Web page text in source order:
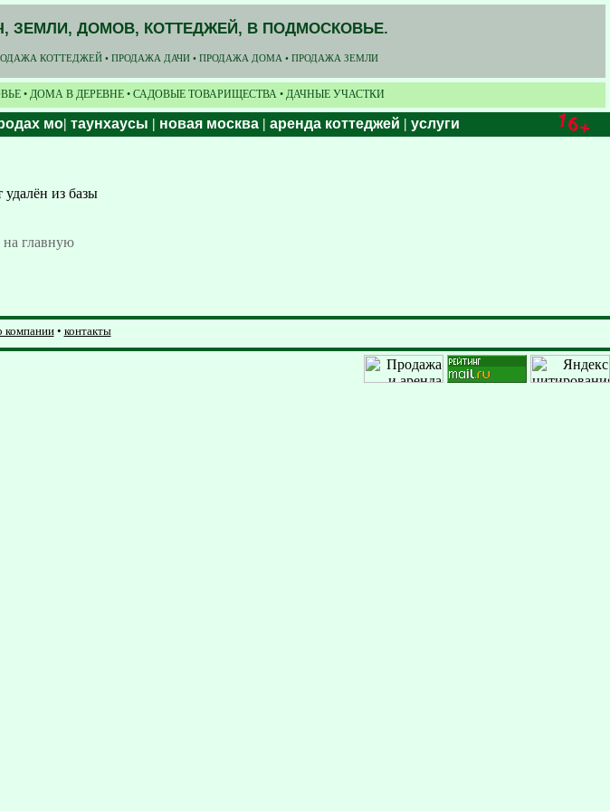
ЗЕМЛИ, ДОМОВ, КОТТЕДЖЕЙ, В ПОДМОСКОВЬЕ.
КОТТЕДЖЕЙ • ПРОДАЖА ДАЧИ • ПРОДАЖА ДОМА • ПРОДАЖА ЗЕМЛИ
• ДОМА В ДЕРЕВНЕ • САДОВЫЕ ТОВАРИЩЕСТВА • ДАЧНЫЕ УЧАСТКИ
мо| таунхаусы | новая москва | аренда коттеджей | услуги
из базы
на главную
компании• контакты